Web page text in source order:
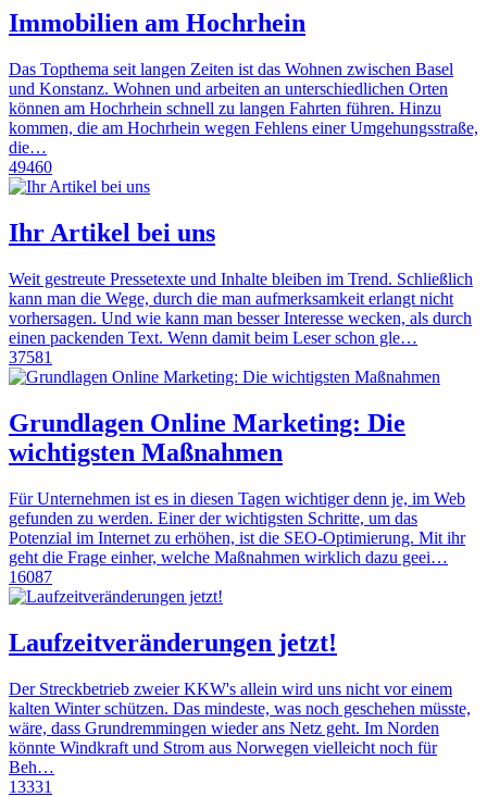
Immobilien am Hochrhein
Das Topthema seit langen Zeiten ist das Wohnen zwischen Basel
und Konstanz. Wohnen und arbeiten an unterschiedlichen Orten
können am Hochrhein schnell zu langen Fahrten führen. Hinzu
kommen, die am Hochrhein wegen Fehlens einer Umgehungsstraße,
die…
49460
Ihr Artikel bei uns
Weit gestreute Pressetexte und Inhalte bleiben im Trend. Schließlich
kann man die Wege, durch die man aufmerksamkeit erlangt nicht
vorhersagen. Und wie kann man besser Interesse wecken, als durch
einen packenden Text. Wenn damit beim Leser schon gle…
37581
Grundlagen Online Marketing: Die
wichtigsten Maßnahmen
Für Unternehmen ist es in diesen Tagen wichtiger denn je, im Web
gefunden zu werden. Einer der wichtigsten Schritte, um das
Potenzial im Internet zu erhöhen, ist die SEO-Optimierung. Mit ihr
geht die Frage einher, welche Maßnahmen wirklich dazu geei…
16087
Laufzeitveränderungen jetzt!
Der Streckbetrieb zweier KKW's allein wird uns nicht vor einem
kalten Winter schützen. Das mindeste, was noch geschehen müsste,
wäre, dass Grundremmingen wieder ans Netz geht. Im Norden
könnte Windkraft und Strom aus Norwegen vielleicht noch für
Beh…
13331